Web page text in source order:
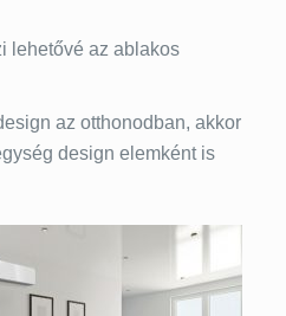
lehetővé az ablakos
az otthonodban, akkor
design elemként is